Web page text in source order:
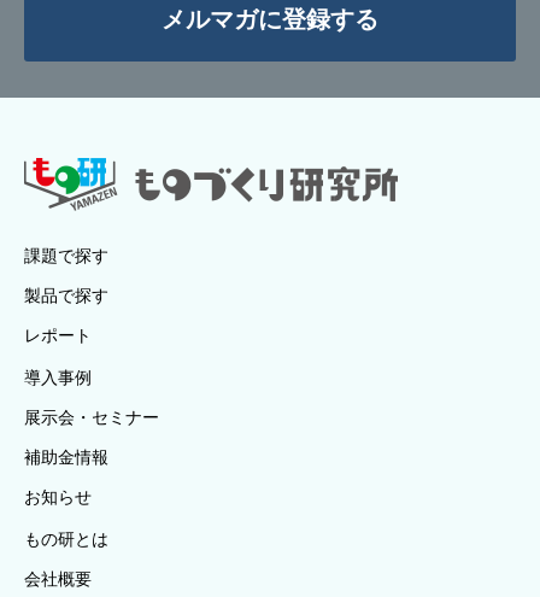
メルマガに登録する
課題で探す
製品で探す
レポート
導入事例
展示会・セミナー
補助金情報
お知らせ
もの研とは
会社概要